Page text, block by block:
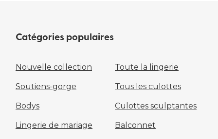
Catégories populaires
Nouvelle collection Toute la lingerie
Soutiens-gorge Tous les culottes
Bodys Culottes sculptantes
Lingerie de mariage Balconnet